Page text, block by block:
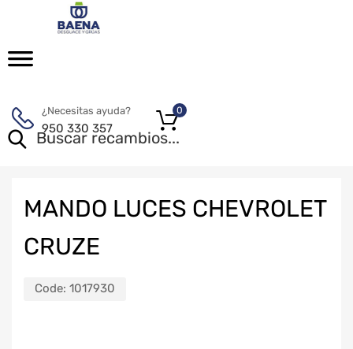
¿Necesitas ayuda?
950 330 357
0
MANDO LUCES CHEVROLET
CRUZE
Code: 1017930